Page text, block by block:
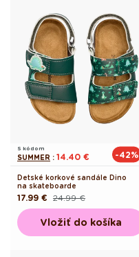
S kódom
SUMMER : 14.40 € -42%
Detské korkové sandále Dino
na skateboarde
Pôvodná
cena
24.99 €
Akciová
cena
17.99 €
Vložiť do košíka